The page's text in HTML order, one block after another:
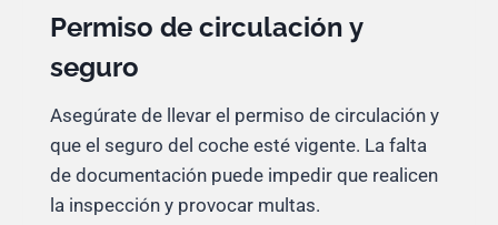
Permiso de circulación y
seguro
Asegúrate de llevar el permiso de circulación y
que el seguro del coche esté vigente. La falta
de documentación puede impedir que realicen
la inspección y provocar multas.